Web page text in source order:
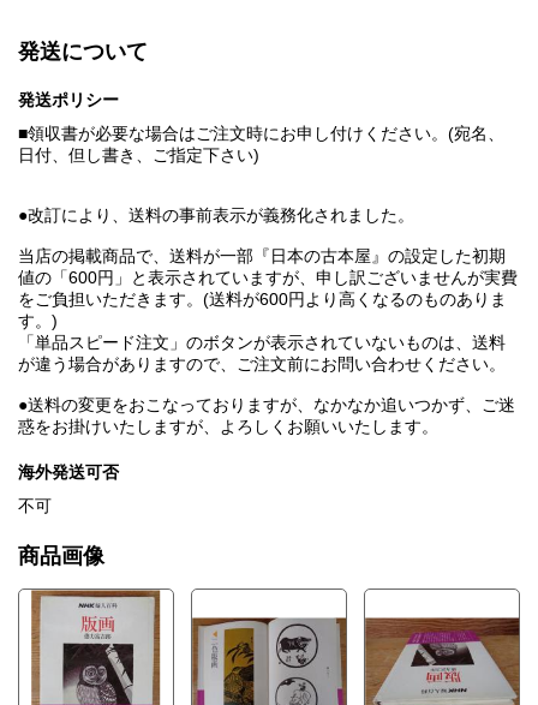
発送について
発送ポリシー
■領収書が必要な場合はご注文時にお申し付けください。(宛名、
日付、但し書き、ご指定下さい)
●改訂により、送料の事前表示が義務化されました。
当店の掲載商品で、送料が一部『日本の古本屋』の設定した初期
値の「600円」と表示されていますが、申し訳ございませんが実費
をご負担いただきます。(送料が600円より高くなるのものありま
す。)
「単品スピード注文」のボタンが表示されていないものは、送料
が違う場合がありますので、ご注文前にお問い合わせください。
●送料の変更をおこなっておりますが、なかなか追いつかず、ご迷
惑をお掛けいたしますが、よろしくお願いいたします。
海外発送可否
不可
商品画像